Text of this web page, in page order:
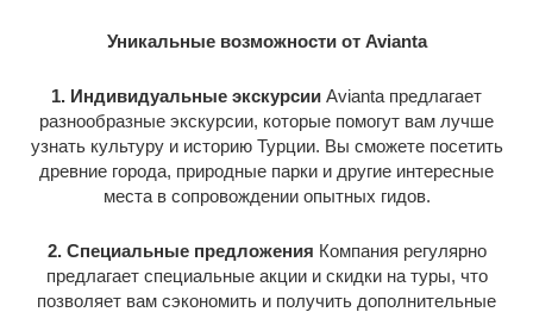
Уникальные возможности от Avianta
1. Индивидуальные экскурсии Avianta предлагает
разнообразные экскурсии, которые помогут вам лучше
узнать культуру и историю Турции. Вы сможете посетить
древние города, природные парки и другие интересные
места в сопровождении опытных гидов.
2. Специальные предложения Компания регулярно
предлагает специальные акции и скидки на туры, что
позволяет вам сэкономить и получить дополнительные